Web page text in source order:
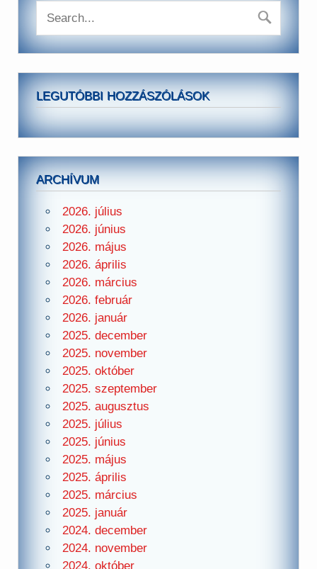
LEGUTÓBBI HOZZÁSZÓLÁSOK
ARCHÍVUM
2026. július
2026. június
2026. május
2026. április
2026. március
2026. február
2026. január
2025. december
2025. november
2025. október
2025. szeptember
2025. augusztus
2025. július
2025. június
2025. május
2025. április
2025. március
2025. január
2024. december
2024. november
2024. október